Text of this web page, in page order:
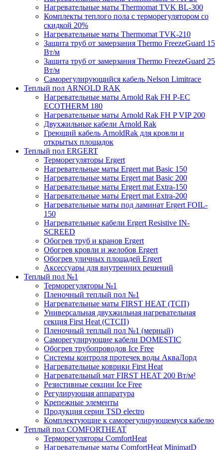
Нагревательные маты Thermomat TVK BL-300
Комплекты теплого пола с терморегулятором со
скидкой 20%
Нагревательные маты Thermomat TVK-210
Защита труб от замерзания Thermo FreezeGuard 15
Вт/м
Защита труб от замерзания Thermo FreezeGuard 25
Вт/м
Саморегулирующийся кабель Nelson Limitrace
Теплый пол ARNOLD RAK
Нагревательные маты Arnold Rak FH P-EC
ECOTHERM 180
Нагревательные маты Arnold Rak FH P VIP 200
Двухжильные кабели Arnold Rak
Греющий кабель ArnoldRak для кровли и
открытых площадок
Теплый пол ERGERT
Терморегуляторы Ergert
Нагревательные маты Ergert mat Basic 150
Нагревательные маты Ergert mat Basic 200
Нагревательные маты Ergert mat Extra-150
Нагревательные маты Ergert mat Extra-200
Нагревательные маты под ламинат Ergert FOIL-
150
Нагревательные кабели Ergert Resistive IN-
SCREED
Обогрев труб и кранов Ergert
Обогрев кровли и желобов Ergert
Обогрев уличных площадей Ergert
Аксессуары для внутренних решений
Теплый пол №1
Терморегуляторы №1
Пленочный теплый пол №1
Нагревательные маты FIRST HEAT (ТСП)
Универсальная двухжильная нагревательная
секция First Heat (СТСП)
Пленочный теплый пол №1 (мерный)
Саморегулирующие кабели DOMESTIC
Обогрев трубопроводов Ice Free
Системы контроля протечек воды АкваЛорд
Нагревательные коврики First Heat
Нагревательный мат FIRST HEAT 200 Вт/м²
Резистивные секции Ice Free
Регулирующая аппаратура
Крепежные элементы
Продукция серии TSD electro
Комплектующие к саморегулирующемуся кабелю
Теплый пол COMFORTHEAT
Терморегуляторы ComfortHeat
Нагревательные маты ComfortHeat MinimatD